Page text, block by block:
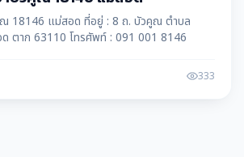
ณ 18146 แม่สอด ที่อยู่ : 8 ถ. บัวคูณ ตำบล
ตาก 63110 โทรศัพท์ : 091 001 8146
333